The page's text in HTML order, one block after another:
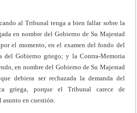
al Tribunal tenga a bien fallar sobre la
en nombre del Gobierno de Su Majestad
el momento, en el examen del fondo del
del Gobierno griego; y la Contra-Memoria
en nombre del Gobierno de Su Majestad
debiera ser rechazada la demanda del
griega, porque el Tribunal carece de
en cuestión.